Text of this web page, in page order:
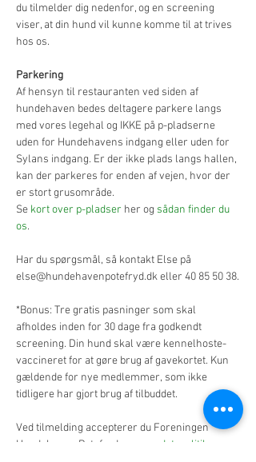
du tilmelder dig nedenfor, og en screening
viser, at din hund vil kunne komme til at trives
hos os.
Parkering
Af hensyn til restauranten ved siden af
hundehaven bedes deltagere parkere langs
med vores legehal og IKKE på p-pladserne
uden for Hundehavens indgang eller uden for
Sylans indgang. Er der ikke plads langs hallen,
kan der parkeres for enden af vejen, hvor der
er stort grusområde.
Se kort over p-pladser her og sådan finder du
os.
Har du spørgsmål, så kontakt Else på
else@hundehavenpotefryd.dk eller 40 85 50 38.
*Bonus: Tre gratis pasninger som skal
afholdes inden for 30 dage fra godkendt
screening. Din hund skal være kennelhoste-
vaccineret for at gøre brug af gavekortet. Kun
gældende for nye medlemmer, som ikke
tidligere har gjort brug af tilbuddet.
​Ved tilmelding accepterer du Foreningen
Hundehaven Potefryds
persondatapolitik